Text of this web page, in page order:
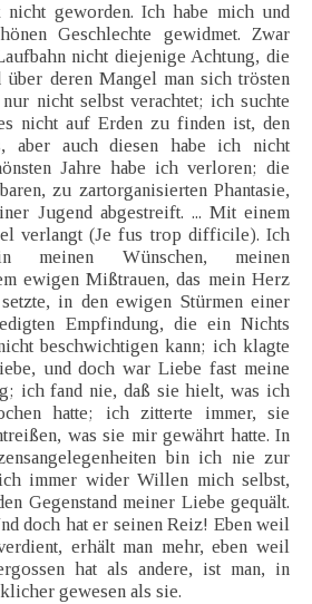
geworden. Ich habe mich und
Geschlechte gewidmet. Zwar
nicht diejenige Achtung, die
über deren Mangel man sich trösten
nicht selbst verachtet; ich suchte
nicht auf Erden zu finden ist, den
aber auch diesen habe ich nicht
Jahre habe ich verloren; die
zu zartorganisierten Phantasie,
Jugend abgestreift. ... Mit einem
verlangt (Je fus trop difficile). Ich
meinen Wünschen, meinen
ewigen Mißtrauen, das mein Herz
in den ewigen Stürmen einer
Empfindung, die ein Nichts
beschwichtigen kann; ich klagte
und doch war Liebe fast meine
ich fand nie, daß sie hielt, was ich
hatte; ich zitterte immer, sie
was sie mir gewährt hatte. In
bin ich nie zur
immer wider Willen mich selbst,
Gegenstand meiner Liebe gequält.
doch hat er seinen Reiz! Eben weil
erhält man mehr, eben weil
hat als andere, ist man, in
gewesen als sie.